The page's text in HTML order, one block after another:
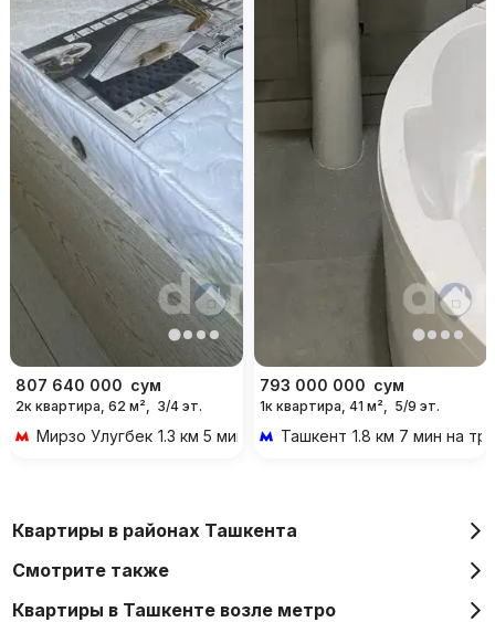
807 640 000 сум
2к квартира, 62 м², 3/4 эт.
Мирзо Улугбек 1.3 км 5 мин на транспорте
793 000 000 сум
1к квартира, 41 м², 5/9 эт.
Ташкент 1.8 км 7 мин на
Квартиры в районах Ташкента
Смотрите также
Квартиры в Ташкенте возле метро